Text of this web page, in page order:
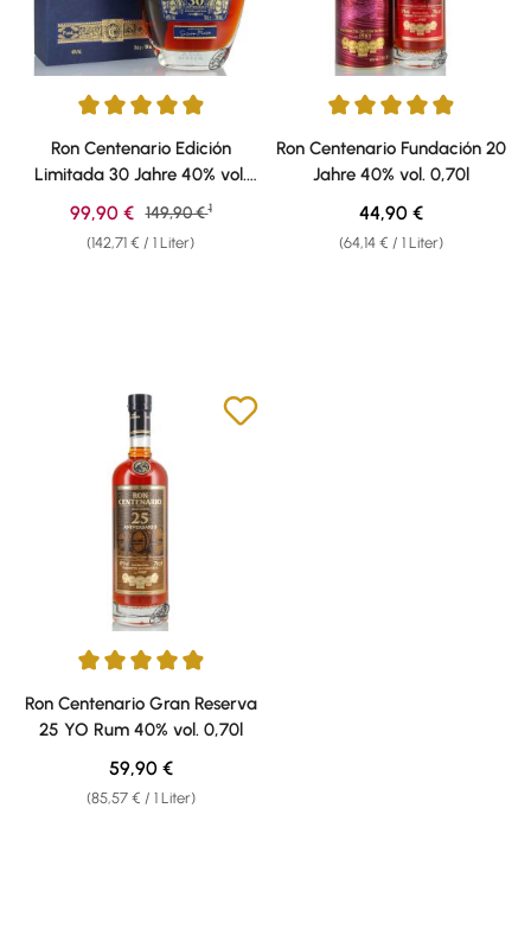
Durchschnittliche Bewertung von 4.92 von 5 Sternen
Ron Centenario Edición
Limitada 30 Jahre 40% vol.
0,70l
(142,71 € / 1 Liter)
Verkaufspreis:
99,90 € Regulärer Preis:
149,90 € 1
Durchschnittliche Bewertung
Ron Centenario Fundación 20
Jahre 40% vol. 0,70l
(64,14 € / 1 Liter)
Regulärer Preis:
44,90 €
Durchschnittliche Bewertung von 4.92 von 5 Sternen
Ron Centenario Gran Reserva
25 YO Rum 40% vol. 0,70l
(85,57 € / 1 Liter)
Regulärer Preis:
59,90 €